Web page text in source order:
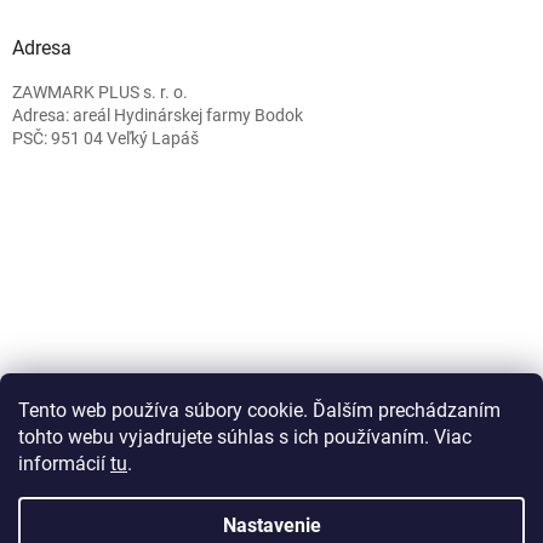
Tento web používa súbory cookie. Ďalším prechádzaním
tohto webu vyjadrujete súhlas s ich používaním. Viac
informácií tu.
Nastavenie
Adresa
ZAWMARK PLUS s. r. o.
Adresa: areál Hydinárskej farmy Bodok
PSČ: 951 04 Veľký Lapáš
Vytvoril Shoptet